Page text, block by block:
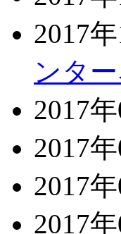
2017
ンタ
2017
2017
2017
2017